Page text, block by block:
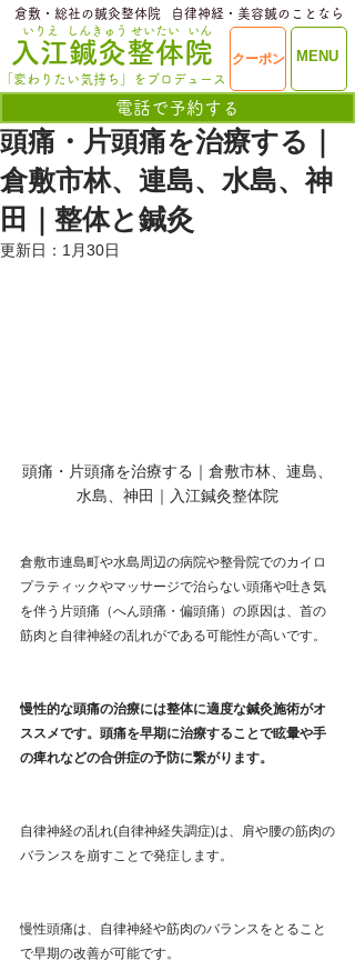
ME
​入江鍼灸整体院
いりえ
MENU
クーポン
電話で予約する
せいたい
しんきゅう いん
「変わりたい気持ち」をプロデュース
​倉敷・総社の鍼灸整体院 ​自律神経・美容鍼のことなら
頭痛・片頭痛を治療する｜
倉敷市林、連島、水島、神
田｜整体と鍼灸
更新日： 1月30日
頭痛・片頭痛を治療する｜倉敷市林、連島、
水島、神田｜入江鍼灸整体院
倉敷市連島町や水島周辺の病院や整骨院でのカイロ
プラティックやマッサージで治らない頭痛や吐き気
を伴う片頭痛（へん頭痛・偏頭痛）の原因は、首の
筋肉と自律神経の乱れがである可能性が高いです。
慢性的な頭痛の治療には整体に適度な鍼灸施術がオ
ススメです。頭痛を早期に治療することで眩暈や手
の痺れなどの合併症の予防に繋がります。
自律神経の乱れ(自律神経失調症)は、肩や腰の筋肉の
バランスを崩すことで発症します。
慢性頭痛は、自律神経や筋肉のバランスをとること
で早期の改善が可能です。